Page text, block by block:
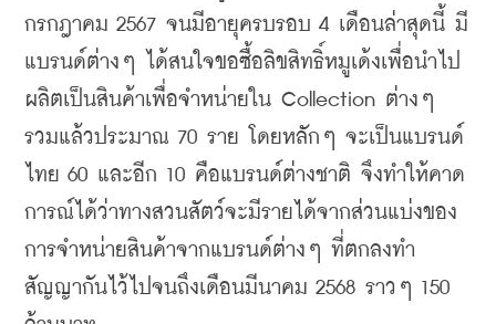
กรกฎาคม 2567 จนมีอายุครบรอบ 4 เดือนล่าสุดนี้ มี
แบรนด์ต่างๆ ได้สนใจขอซื้อลิขสิทธิ์หมูเด้งเพื่อนำไป
ผลิตเป็นสินค้าเพื่อจำหน่ายใน Collection ต่างๆ
รวมแล้วประมาณ 70 ราย โดยหลักๆ จะเป็นแบรนด์
ไทย 60 และอีก 10 คือแบรนด์ต่างชาติ จึงทำให้คาด
การณ์ได้ว่าทางสวนสัตว์จะมีรายได้จากส่วนแบ่งของ
การจำหน่ายสินค้าจากแบรนด์ต่างๆ ที่ตกลงทำ
สัญญากันไว้ไปจนถึงเดือนมีนาคม 2568 ราวๆ 150